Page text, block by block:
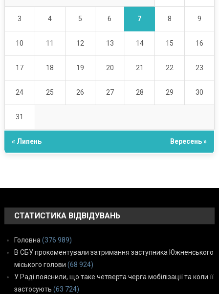
3 4 5 6 7 8 9
10 11 12 13 14 15 16
17 18 19 20 21 22 23
24 25 26 27 28 29 30
31
« Липень Вересень »
СТАТИСТИКА ВІДВІДУВАНЬ
Головна (376 989)
В СБУ прокоментували затримання заступника Южненського
міського голови (68 924)
У Раді пояснили, що таке четверта черга мобілізації та коли її
застосують (63 724)